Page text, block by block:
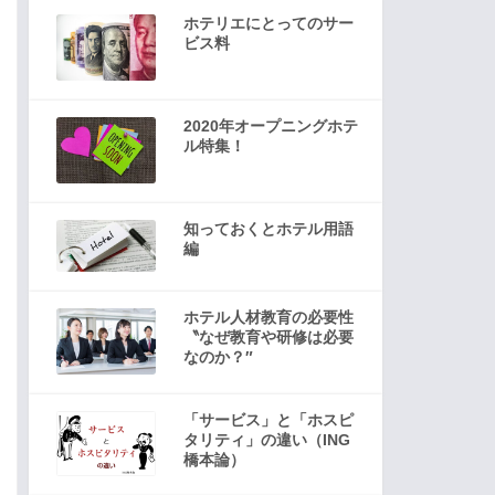
ホテリエにとってのサー
ビス料
2020年オープニングホテ
ル特集！
知っておくとホテル用語
編
ホテル人材教育の必要性
〝なぜ教育や研修は必要
なのか？″
「サービス」と「ホスピ
タリティ」の違い（ING
橋本論）